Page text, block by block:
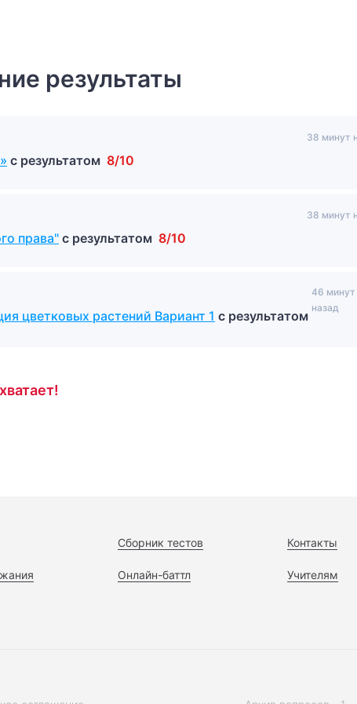
результаты
с результатом 8/10
38 минут
права" с результатом 8/10
38 минут
цветковых растений Вариант 1 с результатом
46 минут
назад
Сборник тестов
Онлайн-баттл
Контакты
Учителям